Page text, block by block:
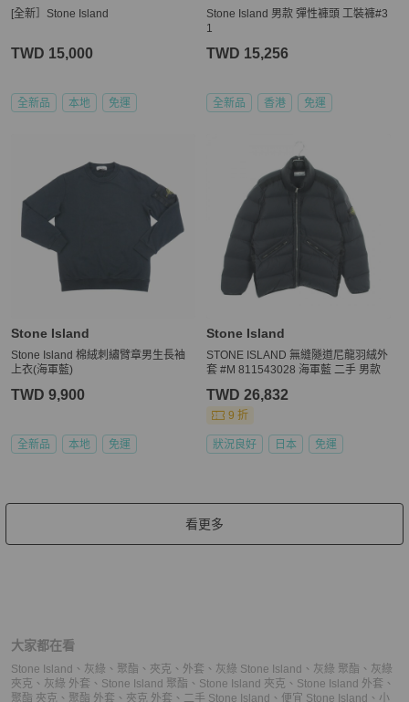
[全新］Stone Island
TWD 15,000
全新品 本地 免運
Stone Island 男款 彈性褲頭 工裝褲#3
1
TWD 15,256
全新品 香港 免運
Stone Island
Stone Island 棉絨刺繡臂章男生長袖
上衣(海軍藍)
TWD 9,900
全新品 本地 免運
Stone Island
STONE ISLAND 無縫隧道尼龍羽絨外
套 #M 811543028 海軍藍 二手 男款
TWD 26,832
9 折
狀況良好 日本 免運
看更多
大家都在看
Stone Island 、 灰綠 、 聚酯 、 夾克 、 外套 、 灰綠 Stone Island 、 灰綠 聚酯 、 灰綠
夾克 、 灰綠 外套 、 Stone Island 聚酯 、 Stone Island 夾克 、 Stone Island 外套 、
聚酯 夾克 、 聚酯 外套 、 夾克 外套 、 二手 Stone Island 、 便宜 Stone Island 、 小